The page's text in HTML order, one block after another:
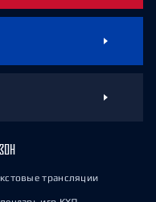
трансляции